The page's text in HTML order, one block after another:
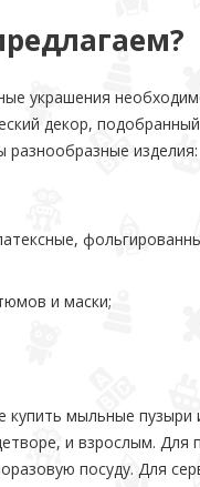
украшения
декор,
разнообразные изделия:
и маски;
мыльные пузыри
и взрослым.
посуду. Для